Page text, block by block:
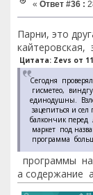
« Ответ #36 :
Парни, это
Цитата: Zevs от 11
Сегодня
гисметео,
единодушны.
зацепиться и сел
балкончик
маркет под
программа
программы
а содержание